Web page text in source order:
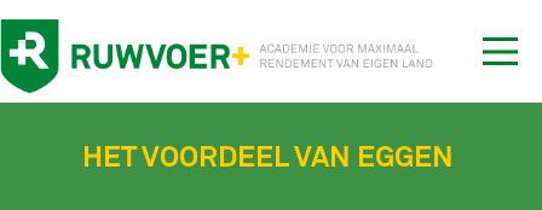
HET VOORDEEL VAN EGGEN